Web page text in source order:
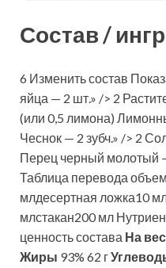
Состав /
6 Изменить состав
яйца — 2 шт.» /> 2
(или 0,5 лимона)
Чеснок — 2 зубч.» /> 2
Перец черный молотый
Таблица перевода
млдесертная ложка10
млстакан200 мл
ценность состава На
Жиры 93% 62 г